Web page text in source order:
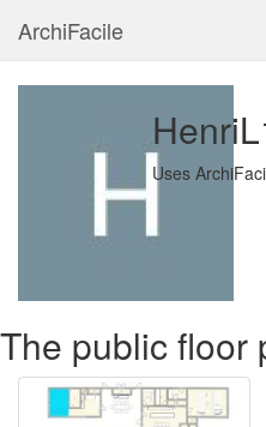
ArchiFacile
Uses
The public floor